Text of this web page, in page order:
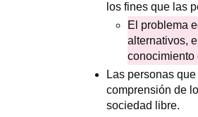
los fines que las
El problema
alternativos,
conocimiento
Las personas
comprensión de
sociedad libre.